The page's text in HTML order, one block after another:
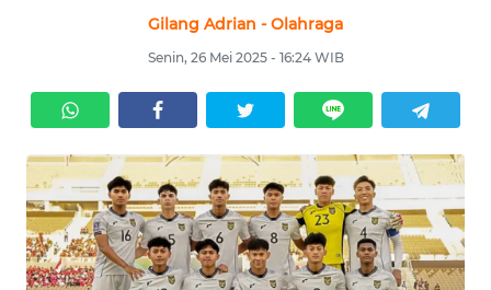
Gilang Adrian - Olahraga
Senin, 26 Mei 2025 - 16:24 WIB
KRIMINAL
EKUIN
SAINS-TEKNO
KESEHATAN